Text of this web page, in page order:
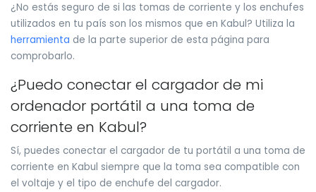
¿No estás seguro de si las tomas de corriente y los enchufes
utilizados en tu país son los mismos que en Kabul? Utiliza la
herramienta de la parte superior de esta página para
comprobarlo.
¿Puedo conectar el cargador de mi
ordenador portátil a una toma de
corriente en Kabul?
Sí, puedes conectar el cargador de tu portátil a una toma de
corriente en Kabul siempre que la toma sea compatible con
el voltaje y el tipo de enchufe del cargador.